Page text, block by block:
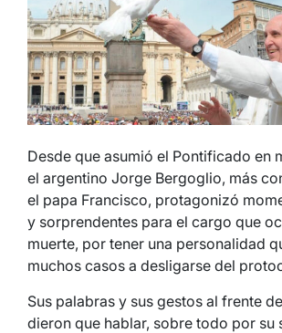
Desde que asumió el Pontificado en
el argentino Jorge Bergoglio, más
el papa Francisco, protagonizó
y sorprendentes para el cargo que
muerte, por tener una personalidad
muchos casos a desligarse del
Sus palabras y sus gestos al frente
dieron que hablar, sobre todo por su